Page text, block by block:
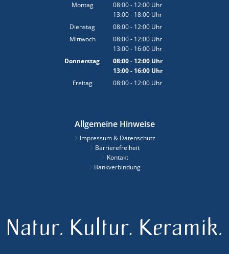
Montag 08:00- 12:00 Uhr
Von 08:00 bis 12:00 Uhr
13:00- 18:00 Uhr
Von 13:00 bis 18:00 Uhr
Dienstag 08:00- 12:00 Uhr
Von 08:00 bis 12:00 Uhr
Mittwoch 08:00- 12:00 Uhr
Von 08:00 bis 12:00 Uhr
13:00- 16:00 Uhr
Von 13:00 bis 16:00 Uhr
Donnerstag 08:00- 12:00Uhr
Von 08:00 bis 12:00 Uhr
13:00- 16:00Uhr
Von 13:00 bis 16:00 Uhr
Freitag 08:00- 12:00 Uhr
Allgemeine Hinweise
Impressum & Datenschutz
Barrierefreiheit
Kontakt
Bankverbindung